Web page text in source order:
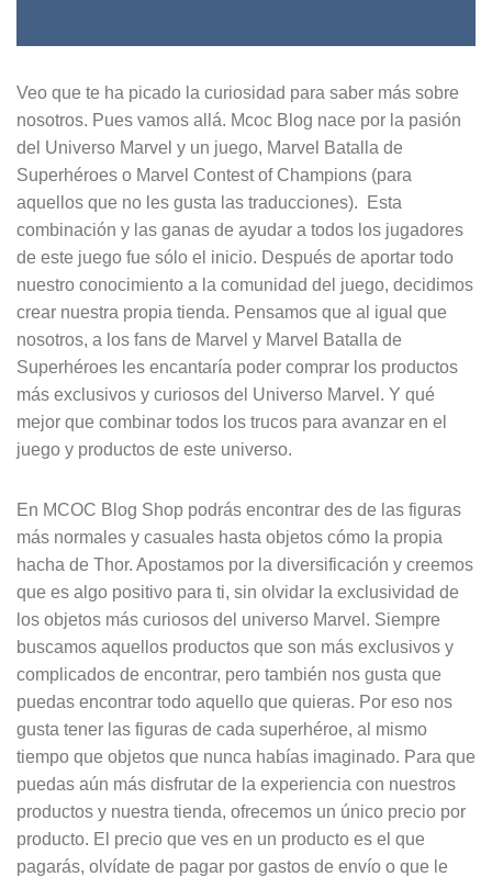
Veo que te ha picado la curiosidad para saber más sobre
nosotros. Pues vamos allá. Mcoc Blog nace por la pasión
del Universo Marvel y un juego, Marvel Batalla de
Superhéroes o Marvel Contest of Champions (para
aquellos que no les gusta las traducciones). Esta
combinación y las ganas de ayudar a todos los jugadores
de este juego fue sólo el inicio. Después de aportar todo
nuestro conocimiento a la comunidad del juego, decidimos
crear nuestra propia tienda. Pensamos que al igual que
nosotros, a los fans de Marvel y Marvel Batalla de
Superhéroes les encantaría poder comprar los productos
más exclusivos y curiosos del Universo Marvel. Y qué
mejor que combinar todos los trucos para avanzar en el
juego y productos de este universo.
En MCOC Blog Shop podrás encontrar des de las figuras
más normales y casuales hasta objetos cómo la propia
hacha de Thor. Apostamos por la diversificación y creemos
que es algo positivo para ti, sin olvidar la exclusividad de
los objetos más curiosos del universo Marvel. Siempre
buscamos aquellos productos que son más exclusivos y
complicados de encontrar, pero también nos gusta que
puedas encontrar todo aquello que quieras. Por eso nos
gusta tener las figuras de cada superhéroe, al mismo
tiempo que objetos que nunca habías imaginado. Para que
puedas aún más disfrutar de la experiencia con nuestros
productos y nuestra tienda, ofrecemos un único precio por
producto. El precio que ves en un producto es el que
pagarás, olvídate de pagar por gastos de envío o que le